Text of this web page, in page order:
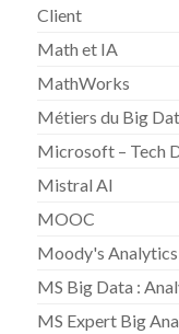
Client
Math et IA
MathWorks
Métiers du Big
Microsoft – Tech
Mistral AI
MOOC
Moody's
MS Big Data :
MS Expert Big